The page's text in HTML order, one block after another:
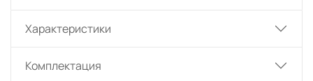
Характеристики
Комплектация